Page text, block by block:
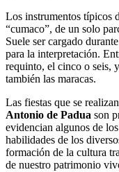
Los instrumentos típicos
“cumaco”, de un solo
Suele ser cargado
para la interpretación.
requinto, el cinco o seis,
también las maracas.
Las fiestas que se
Antonio de Padua son
evidencian algunos de
habilidades de los
formación de la cultura
de nuestro patrimonio